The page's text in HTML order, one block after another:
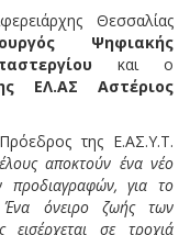
Θεσσαλίας
Ψηφιακής
και ο
ΕΛ.ΑΣ
Αστέριος
της Ε.ΑΣ.Υ.Τ.
αποκτούν ένα νέο
για το
Ένα όνειρο ζωής των
εισέρχεται σε τροχιά